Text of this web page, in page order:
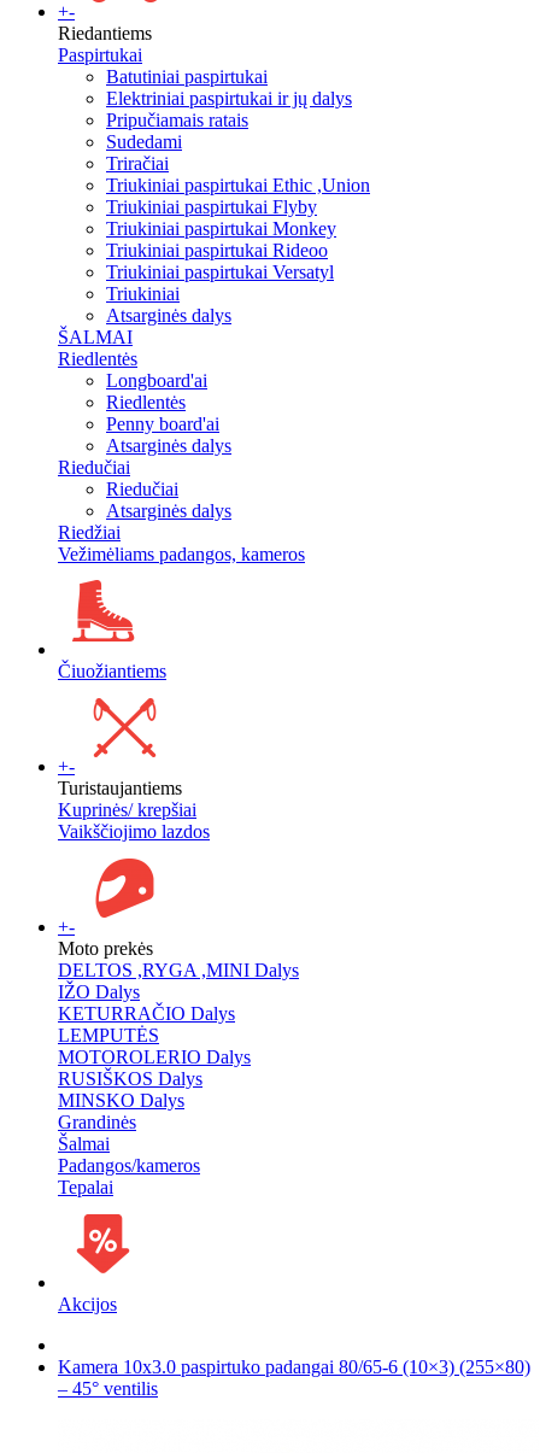
+-
Riedantiems
Paspirtukai
Batutiniai paspirtukai
Elektriniai paspirtukai ir jų dalys
Pripučiamais ratais
Sudedami
Triračiai
Triukiniai paspirtukai Ethic ,Union
Triukiniai paspirtukai Flyby
Triukiniai paspirtukai Monkey
Triukiniai paspirtukai Rideoo
Triukiniai paspirtukai Versatyl
Triukiniai
Atsarginės dalys
ŠALMAI
Riedlentės
Longboard'ai
Riedlentės
Penny board'ai
Atsarginės dalys
Riedučiai
Riedučiai
Atsarginės dalys
Riedžiai
Vežimėliams padangos, kameros
Čiuožiantiems
+-
Turistaujantiems
Kuprinės/ krepšiai
Vaikščiojimo lazdos
+-
Moto prekės
DELTOS ,RYGA ,MINI Dalys
IŽO Dalys
KETURRAČIO Dalys
LEMPUTĖS
MOTOROLERIO Dalys
RUSIŠKOS Dalys
MINSKO Dalys
Grandinės
Šalmai
Padangos/kameros
Tepalai
Akcijos
Kamera 10x3.0 paspirtuko padangai 80/65-6 (10×3) (255×80)
– 45° ventilis